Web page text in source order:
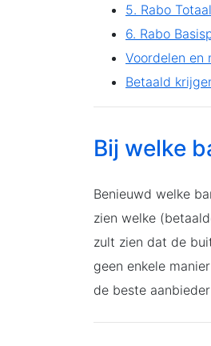
5. Rabo
6. Rabo
Voordelen en
Betaald
Bij welke
Benieuwd welke
zien welke
zult zien dat de
geen enkele
de beste